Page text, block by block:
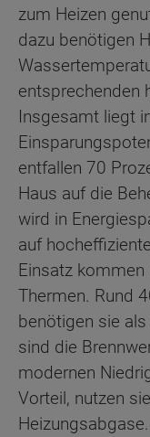
zum Heizen
dazu benötigen
entsprechenden
Insgesamt liegt
entfallen 70
Haus auf die
wird in
auf
Einsatz kommen
Thermen. Rund
benötigen sie als
sind die
modernen
Vorteil, nutzen